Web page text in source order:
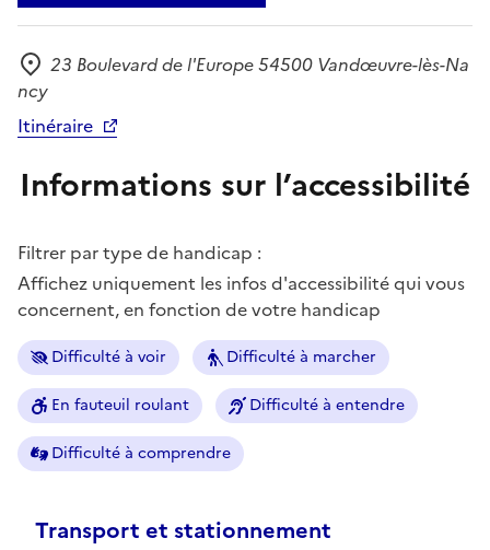
Adresse
23 Boulevard de l'Europe 54500 Vandœuvre-lès-Na
ncy
Itinéraire
Informations sur l’accessibilité
Filtrer par type de handicap :
Affichez uniquement les infos d'accessibilité qui vous
concernent, en fonction de votre handicap
Difficulté à voir Difficulté à marcher
En fauteuil roulant Difficulté à entendre
Difficulté à comprendre
Transport et stationnement